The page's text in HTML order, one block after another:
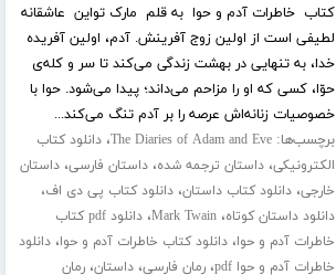
کتاب خاطرات آدم و حوا به قلم مارک تواین عاشقانه
لطیفی است از اولین زوج آفرینش. آدم، اولین آفریده
خدا، به تنهایی در بهشت زندگی می‌کند تا سر و کله‌ی
حوّا، کسی که او را مزاحم می‌داند؛ پیدا می‌شود. حوا با
خصوصیات زنانه‌اش عرصه را بر آدم تنگ می‌کند...
برچسب‌ها:The Diaries of Adam and Eve،دانلود کتاب
الکترونیکی،داستان ترجمه شده،داستان فارسی،داستان
خارجی،دانلود کتاب داستان،دانلود کتاب پی دی اف،
دانلود داستان کوتاه،Mark Twain،
دانلود pdf کتاب
خاطرات آدم و حوا،دانلود کتاب خاطرات آدم و حوا،دانلود
خاطرات آدم و حوا pdf
،رمان فارسی،داستان،رمان